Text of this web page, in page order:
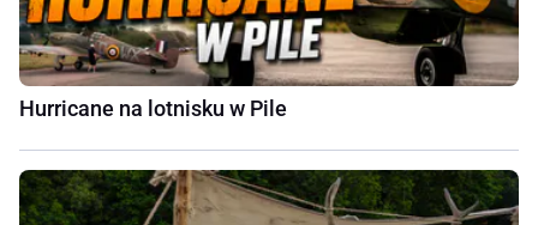
Hurricane na lotnisku w Pile